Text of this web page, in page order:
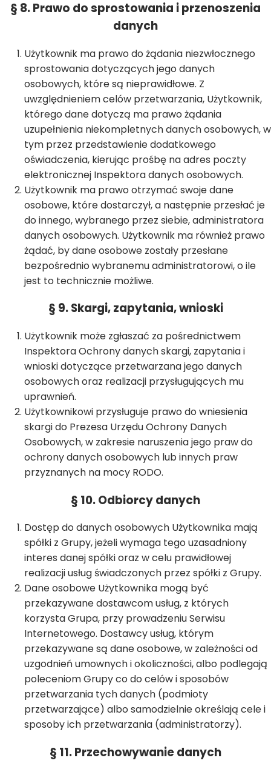
§ 8. Prawo do sprostowania i przenoszenia
danych
Użytkownik ma prawo do żądania niezwłocznego
sprostowania dotyczących jego danych
osobowych, które są nieprawidłowe. Z
uwzględnieniem celów przetwarzania, Użytkownik,
którego dane dotyczą ma prawo żądania
uzupełnienia niekompletnych danych osobowych, w
tym przez przedstawienie dodatkowego
oświadczenia, kierując prośbę na adres poczty
elektronicznej Inspektora danych osobowych.
Użytkownik ma prawo otrzymać swoje dane
osobowe, które dostarczył, a następnie przesłać je
do innego, wybranego przez siebie, administratora
danych osobowych. Użytkownik ma również prawo
żądać, by dane osobowe zostały przesłane
bezpośrednio wybranemu administratorowi, o ile
jest to technicznie możliwe.
§ 9. Skargi, zapytania, wnioski
Użytkownik może zgłaszać za pośrednictwem
Inspektora Ochrony danych skargi, zapytania i
wnioski dotyczące przetwarzana jego danych
osobowych oraz realizacji przysługujących mu
uprawnień.
Użytkownikowi przysługuje prawo do wniesienia
skargi do Prezesa Urzędu Ochrony Danych
Osobowych, w zakresie naruszenia jego praw do
ochrony danych osobowych lub innych praw
przyznanych na mocy RODO.
§ 10. Odbiorcy danych
Dostęp do danych osobowych Użytkownika mają
spółki z Grupy, jeżeli wymaga tego uzasadniony
interes danej spółki oraz w celu prawidłowej
realizacji usług świadczonych przez spółki z Grupy.
Dane osobowe Użytkownika mogą być
przekazywane dostawcom usług, z których
korzysta Grupa, przy prowadzeniu Serwisu
Internetowego. Dostawcy usług, którym
przekazywane są dane osobowe, w zależności od
uzgodnień umownych i okoliczności, albo podlegają
poleceniom Grupy co do celów i sposobów
przetwarzania tych danych (podmioty
przetwarzające) albo samodzielnie określają cele i
sposoby ich przetwarzania (administratorzy).
§ 11. Przechowywanie danych